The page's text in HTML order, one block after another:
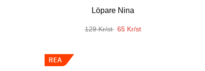
Löpare Nina
129 Kr/st 65 Kr/st